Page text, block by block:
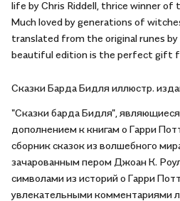
life by Chris Riddell, thrice winner of
Much loved by generations of
translated from the original runes by
beautiful edition is the perfect gift
Сказки Барда Бидля иллюстр.
"Сказки барда Бидля",
дополнением к книгам о Гарри
сборник сказок из волшебного
зачарованным пером Джоан К.
символами из историй о Гарри
увлекательными комментариями